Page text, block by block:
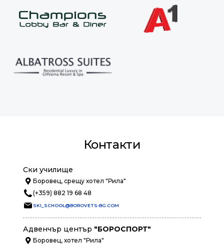
Контакти
Ски училище
Боровец, срещу хотел "Рила"
(+359) 882 19 68 48
SKI_SCHOOL@BOROVETS-BG.COM
Адвенчър център "БОРОСПОРТ"
Боровец, хотел "Рила"